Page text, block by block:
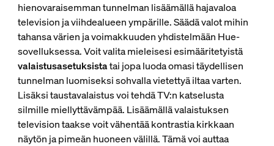
hienovaraisemman tunnelman lisäämällä hajavaloa
television ja viihdealueen ympärille. Säädä valot mihin
tahansa värien ja voimakkuuden yhdistelmään Hue-
sovelluksessa. Voit valita mieleisesi esimääritetyistä
valaistusasetuksistatai jopa luoda omasi täydellisen
tunnelman luomiseksi sohvalla vietettyä iltaa varten.
Lisäksi taustavalaistus voi tehdä TV:n katselusta
silmille miellyttävämpää. Lisäämällä valaistuksen
television taakse voit vähentää kontrastia kirkkaan
näytön ja pimeän huoneen välillä. Tämä voi auttaa